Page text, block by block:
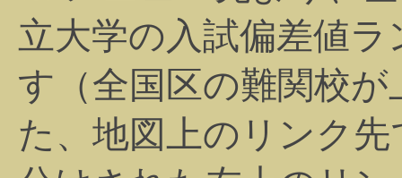
立大学の入試偏差値
す（全国区の難関校
た、地図上のリンク